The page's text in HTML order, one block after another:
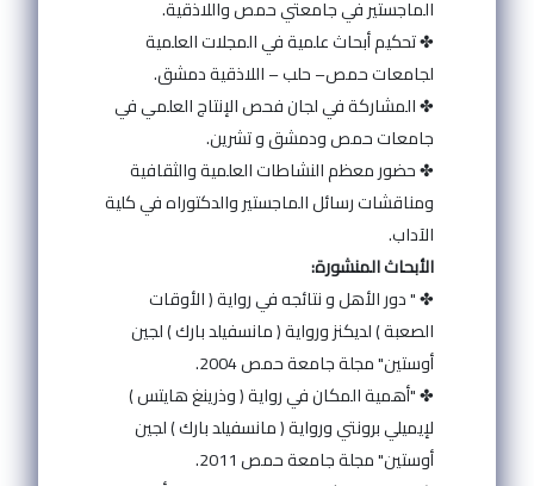
الماجستير في جامعتي حمص واللاذقية.
✤ تحكيم أبحاث علمية في المجلات العلمية
لجامعات حمص– حلب – اللاذقية دمشق.
✤ المشاركة في لجان فحص الإنتاج العلمي في
جامعات حمص ودمشق و تشرين.
✤ حضور معظم النشاطات العلمية والثقافية
ومناقشات رسائل الماجستير والدكتوراه في كلية
الآداب.
الأبحاث المنشورة:
✤ " دور الأهل و نتائجه في رواية ( الأوقات
الصعبة ) لديكنز ورواية ( مانسفيلد بارك ) لجين
أوستين" مجلة جامعة حمص 2004.
✤ "أهمية المكان في رواية ( وذرينغ هايتس )
لإيميلي برونتي ورواية ( مانسفيلد بارك ) لجين
أوستين" مجلة جامعة حمص 2011.